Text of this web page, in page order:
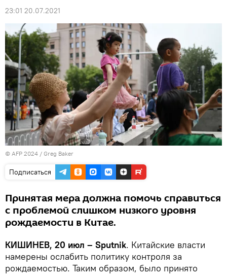
23:01 20.07.2021
© AFP 2024 / Greg Baker
Подписаться
Принятая мера должна помочь справиться
с проблемой слишком низкого уровня
рождаемости в Китае.
КИШИНЕВ, 20 июл – Sputnik. Китайские власти
намерены ослабить политику контроля за
рождаемостью. Таким образом, было принято